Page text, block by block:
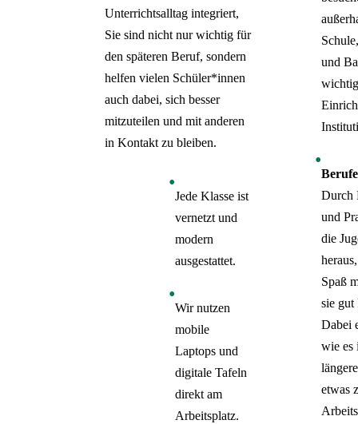
Unterrichtsalltag integriert,
Sie sind nicht nur wichtig für
den späteren Beruf, sondern
helfen vielen Schüler*innen
auch dabei, sich besser
mitzuteilen und mit anderen
in Kontakt zu bleiben.
Jede Klasse ist
vernetzt und
modern
ausgestattet.
Wir nutzen
mobile
Laptops und
digitale Tafeln
direkt am
Arbeitsplatz.
und
Durch
und
die
Spaß
sie gut
Dabei
wie es
etwas